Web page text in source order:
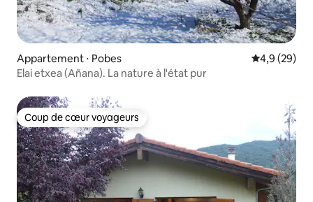
Appartement ⋅ Pobes Évaluation
4,9 (29)
Elai etxea (Añana). La nature à l'état pur
Coup de cœur voyageurs
Coup de cœur voyageurs